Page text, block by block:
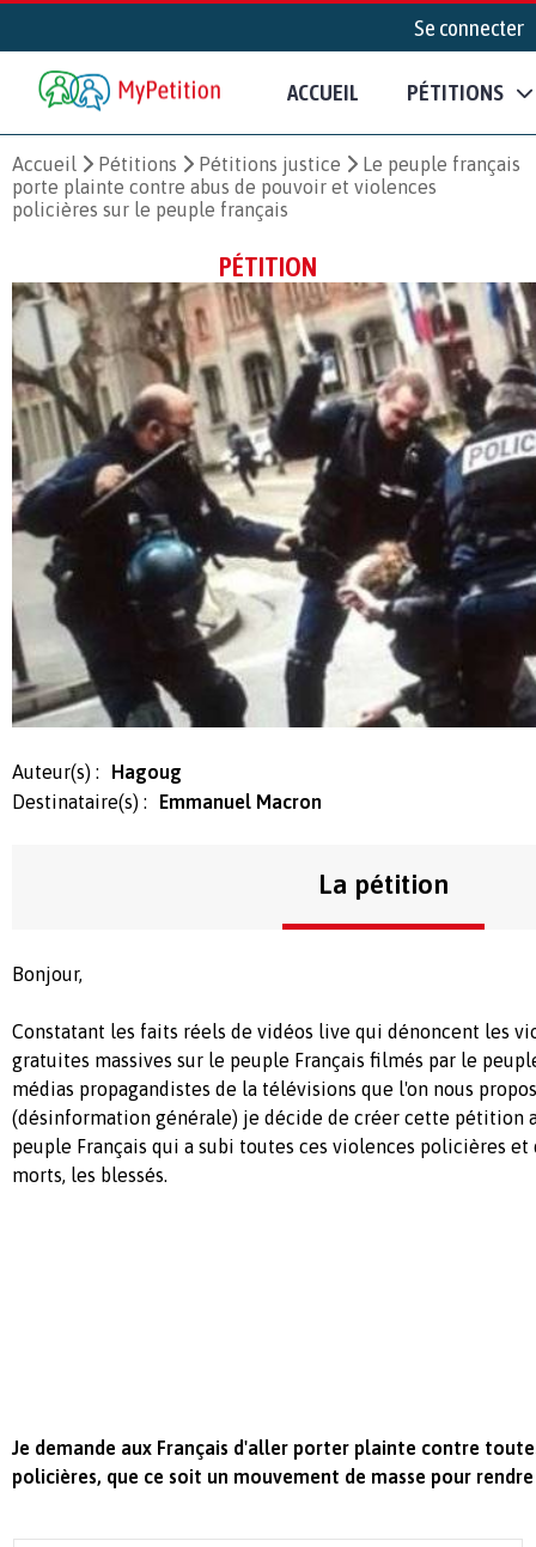
Se connecter
ACCUEIL PÉTITIONS
Accueil Pétitions Pétitions justice
Le peuple français
porte plainte contre abus de pouvoir et violences
policières sur le peuple français
PÉTITION
Auteur(s) :
Hagoug
Destinataire(s) :
Emmanuel Macron
La pétition
Bonjour,
Constatant les faits réels de vidéos live qui dénoncent les
gratuites massives sur le peuple Français filmés par le
médias propagandistes de la télévisions que l'on nous
(désinformation générale) je décide de créer cette pétition
peuple Français qui a subi toutes ces violences policières
morts, les blessés.
Je demande aux Français d'aller porter plainte contre
policières, que ce soit un mouvement de masse pour